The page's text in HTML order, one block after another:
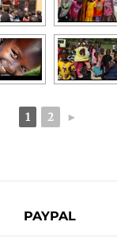
1 2 ►
PAYPAL